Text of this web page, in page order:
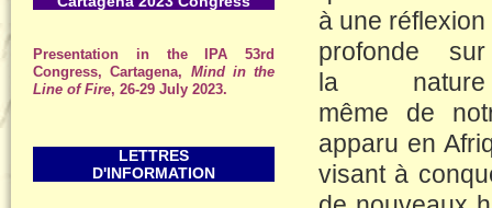
Presentation in the IPA 53rd
Congress, Cartagena, Mind in the
Line of Fire, 26-29 July 2023.
LETTRES
D'INFORMATION
à une réflexion
profonde sur
la nature
même de
apparu en
visant à